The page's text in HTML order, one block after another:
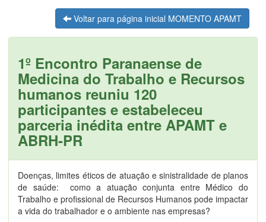
Voltar para página inicial MOMENTO APAMT
1º Encontro Paranaense de
Medicina do Trabalho e Recursos
humanos reuniu 120
participantes e estabeleceu
parceria inédita entre APAMT e
ABRH-PR
Doenças, limites éticos de atuação e sinistralidade de planos
de saúde: como a atuação conjunta entre Médico do
Trabalho e profissional de Recursos Humanos pode impactar
a vida do trabalhador e o ambiente nas empresas?